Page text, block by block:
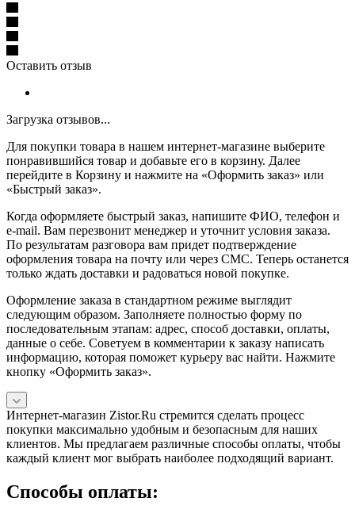
Оставить отзыв
Загрузка отзывов...
Для покупки товара в нашем интернет-магазине выберите
понравившийся товар и добавьте его в корзину. Далее
перейдите в Корзину и нажмите на «Оформить заказ» или
«Быстрый заказ».
Когда оформляете быстрый заказ, напишите ФИО, телефон и
e-mail. Вам перезвонит менеджер и уточнит условия заказа.
По результатам разговора вам придет подтверждение
оформления товара на почту или через СМС. Теперь останется
только ждать доставки и радоваться новой покупке.
Оформление заказа в стандартном режиме выглядит
следующим образом. Заполняете полностью форму по
последовательным этапам: адрес, способ доставки, оплаты,
данные о себе. Советуем в комментарии к заказу написать
информацию, которая поможет курьеру вас найти. Нажмите
кнопку «Оформить заказ».
Интернет-магазин Zistor.Ru стремится сделать процесс
покупки максимально удобным и безопасным для наших
клиентов. Мы предлагаем различные способы оплаты, чтобы
каждый клиент мог выбрать наиболее подходящий вариант.
Способы оплаты: